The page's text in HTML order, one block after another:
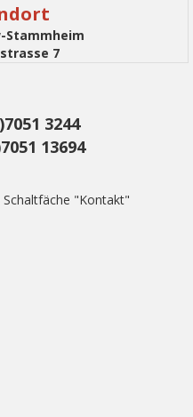
Stammheim
7
3244
13694
"Kontakt"